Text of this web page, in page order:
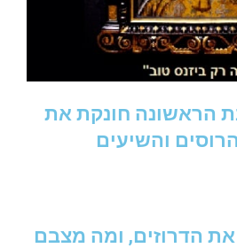
הראשונה חונקת את
והשיעים
את הדרוזים, ומה מצבם